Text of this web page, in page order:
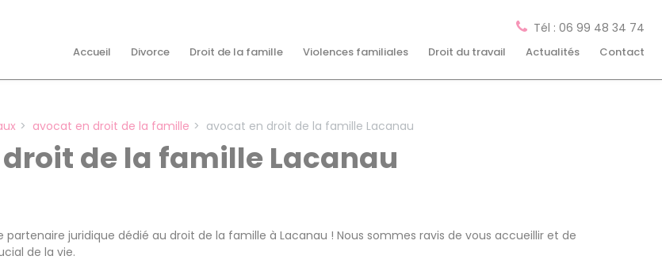
Tél : 06 99 48 34 74
Accueil Divorce Droit de la famille Violences familiales Droit du travail Actualités Contact
avocat en droit de la famille avocat en droit de la famille Lacanau
de la famille Lacanau
juridique dédié au droit de la famille à Lacanau ! Nous sommes ravis de vous accueillir et de
de la vie.